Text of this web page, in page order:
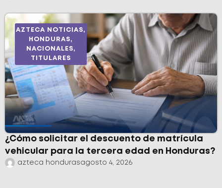
AZTECA NOTICIAS,
HONDURAS,
NACIONALES,
TITULARES
¿Cómo solicitar el descuento de matrícula
vehicular para la tercera edad en Honduras?
azteca hondurasagosto 4, 2026